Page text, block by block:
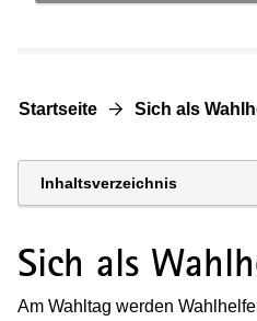
Startseite Sich als
Inhaltsverzeichnis
Sich als
Am Wahltag werden